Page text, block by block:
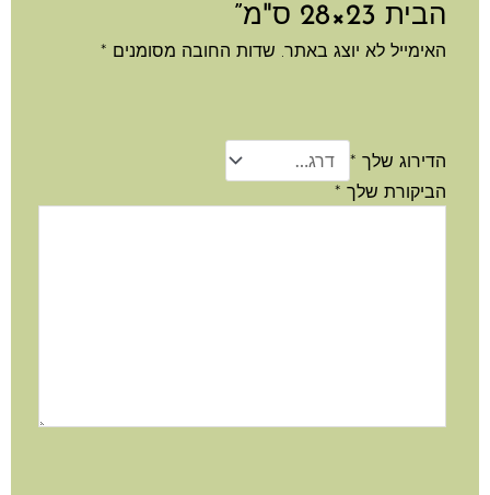
הבית 23×28 ס"מ”
האימייל לא יוצג באתר. שדות החובה מסומנים *
הדירוג שלך *
הביקורת שלך *